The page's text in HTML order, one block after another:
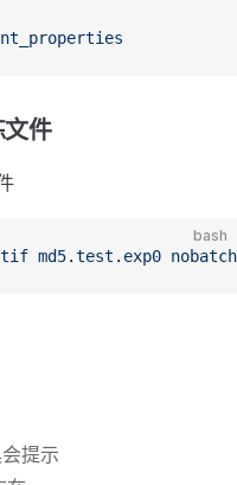
件
bash
md5.test.exp0 nobatch
提示